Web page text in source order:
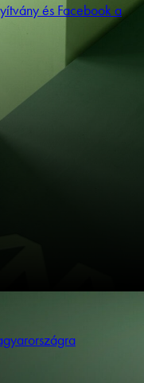
és Facebook a